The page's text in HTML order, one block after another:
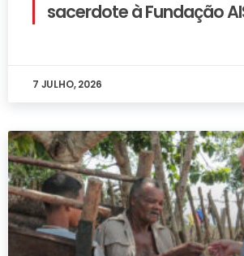
sacerdote à Fundação
7 JULHO, 2026